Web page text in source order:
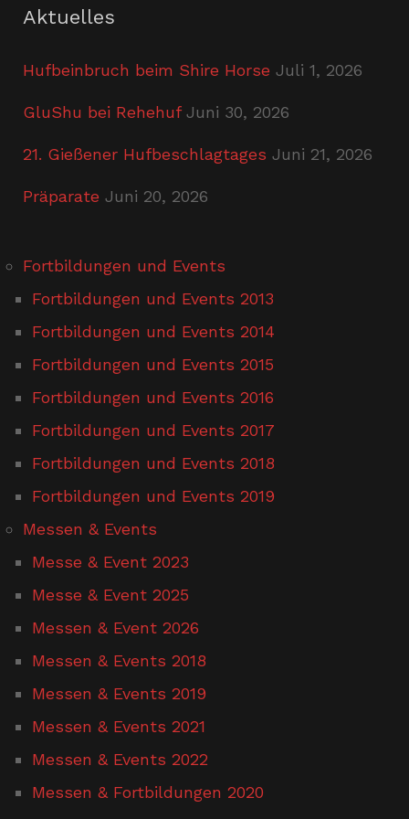
Aktuelles
Hufbeinbruch beim Shire Horse Juli 1, 2026
GluShu bei Rehehuf Juni 30, 2026
21. Gießener Hufbeschlagtages Juni 21, 2026
Präparate Juni 20, 2026
Fortbildungen und Events
Fortbildungen und Events 2013
Fortbildungen und Events 2014
Fortbildungen und Events 2015
Fortbildungen und Events 2016
Fortbildungen und Events 2017
Fortbildungen und Events 2018
Fortbildungen und Events 2019
Messen & Events
Messe & Event 2023
Messe & Event 2025
Messen & Event 2026
Messen & Events 2018
Messen & Events 2019
Messen & Events 2021
Messen & Events 2022
Messen & Fortbildungen 2020